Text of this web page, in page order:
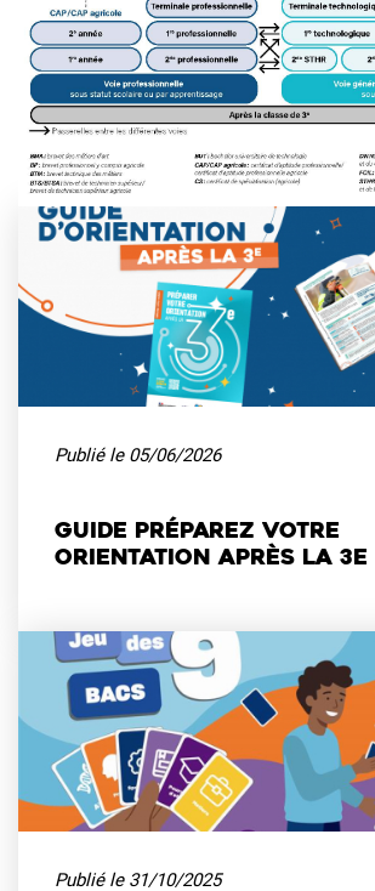
Publié le 05/06/2026
Guide Préparez votre
orientation après la 3e
Publié le 31/10/2025